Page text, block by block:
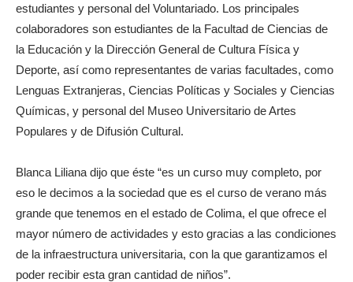
estudiantes y personal del Voluntariado. Los principales
colaboradores son estudiantes de la Facultad de Ciencias de
la Educación y la Dirección General de Cultura Física y
Deporte, así como representantes de varias facultades, como
Lenguas Extranjeras, Ciencias Políticas y Sociales y Ciencias
Químicas, y personal del Museo Universitario de Artes
Populares y de Difusión Cultural.
Blanca Liliana dijo que éste “es un curso muy completo, por
eso le decimos a la sociedad que es el curso de verano más
grande que tenemos en el estado de Colima, el que ofrece el
mayor número de actividades y esto gracias a las condiciones
de la infraestructura universitaria, con la que garantizamos el
poder recibir esta gran cantidad de niños”.